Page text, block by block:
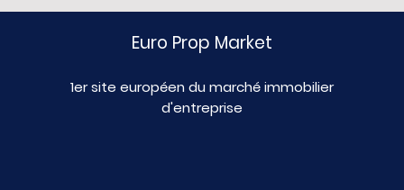
Euro Prop Market
1er site européen du marché immobilier
d'entreprise